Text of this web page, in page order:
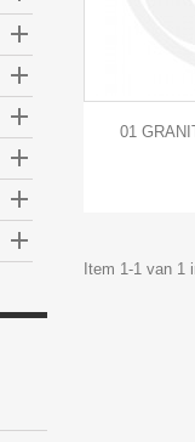






01
Item 1-1 van 1